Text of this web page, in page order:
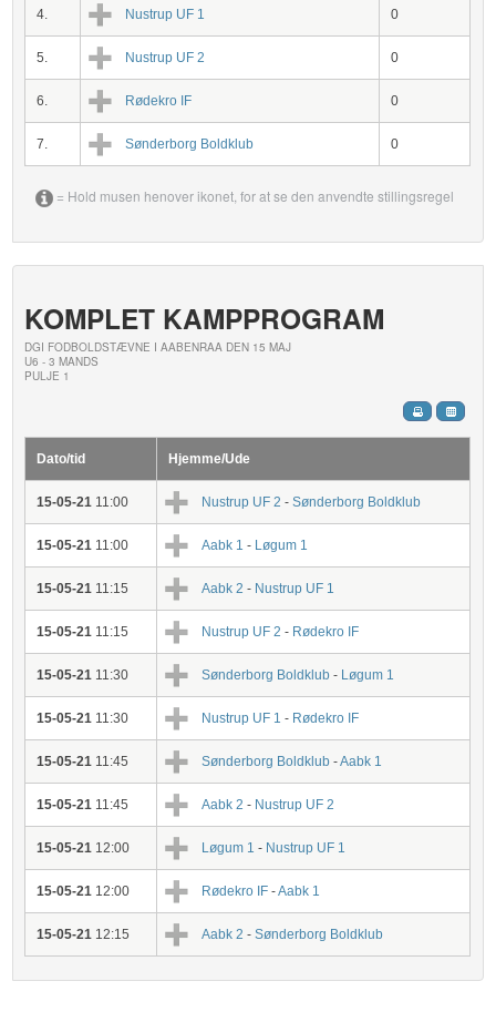
4. Nustrup UF 1 0
5. Nustrup UF 2 0
6. Rødekro IF 0
7. Sønderborg Boldklub 0
= Hold musen henover ikonet, for at se den anvendte stillingsregel
KOMPLET KAMPPROGRAM
DGI FODBOLDSTÆVNE I AABENRAA DEN 15 MAJ
U6 - 3 MANDS
PULJE 1
Dato/tid Hjemme/Ude
15-05-21 11:00 Nustrup UF 2 -Sønderborg Boldklub
15-05-21 11:00 Aabk 1 - Løgum 1
15-05-21 11:15 Aabk 2 - Nustrup UF 1
15-05-21 11:15 Nustrup UF 2 - Rødekro IF
15-05-21 11:30 Sønderborg Boldklub - Løgum 1
15-05-21 11:30 Nustrup UF 1 - Rødekro IF
15-05-21 11:45 Sønderborg Boldklub -Aabk 1
15-05-21 11:45 Aabk 2 - Nustrup UF 2
15-05-21 12:00 Løgum 1 - Nustrup UF 1
15-05-21 12:00 Rødekro IF -Aabk 1
15-05-21 12:15 Aabk 2 -Sønderborg Boldklub